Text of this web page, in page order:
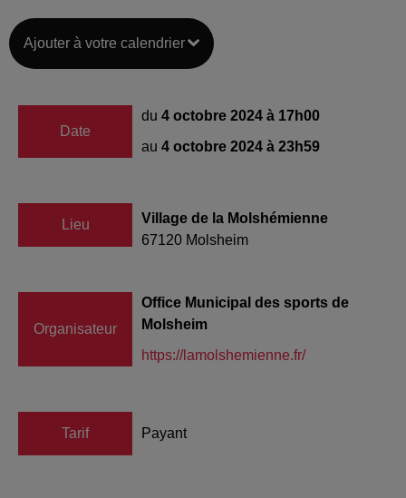
Ajouter à votre calendrier
Date
du 4 octobre 2024 à 17h00
au 4 octobre 2024 à 23h59
Lieu
Village de la Molshémienne
67120 Molsheim
Organisateur
Office Municipal des sports de
Molsheim
https://lamolshemienne.fr/
Tarif Payant